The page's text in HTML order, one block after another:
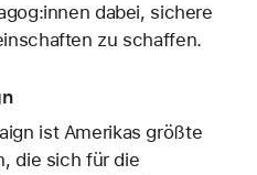
dabei, sichere
zu schaffen.
ist Amerikas größte
die sich für die